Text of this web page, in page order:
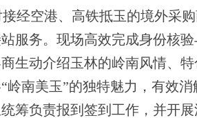
经空港、高铁抵玉的境外采
服务。现场高效完成身份核
生动介绍玉林的岭南风情、
岭南美玉”的独特魅力，有效
筹负责报到签到工作，并开展